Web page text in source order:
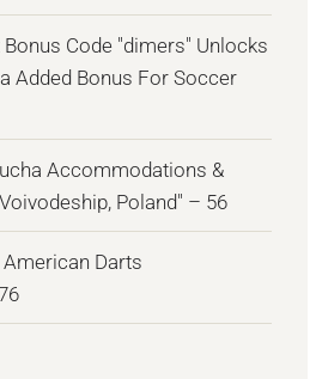
Code "dimers" Unlocks
Added Bonus For Soccer
Accommodations &
Poland" – 56
Darts